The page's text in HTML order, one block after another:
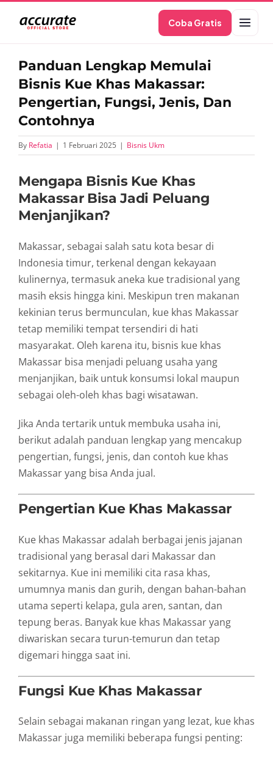
content
Coba Gratis
Panduan Lengkap Memulai
Bisnis Kue Khas Makassar:
Pengertian, Fungsi, Jenis, Dan
Contohnya
By Refatia | 1 Februari 2025 | Bisnis Ukm
Mengapa Bisnis Kue Khas
Makassar Bisa Jadi Peluang
Menjanjikan?
Makassar, sebagai salah satu kota besar di
Indonesia timur, terkenal dengan kekayaan
kulinernya, termasuk aneka kue tradisional yang
masih eksis hingga kini. Meskipun tren makanan
kekinian terus bermunculan, kue khas Makassar
tetap memiliki tempat tersendiri di hati
masyarakat. Oleh karena itu, bisnis kue khas
Makassar bisa menjadi peluang usaha yang
menjanjikan, baik untuk konsumsi lokal maupun
sebagai oleh-oleh khas bagi wisatawan.
Jika Anda tertarik untuk membuka usaha ini,
berikut adalah panduan lengkap yang mencakup
pengertian, fungsi, jenis, dan contoh kue khas
Makassar yang bisa Anda jual.
Pengertian Kue Khas Makassar
Kue khas Makassar adalah berbagai jenis jajanan
tradisional yang berasal dari Makassar dan
sekitarnya. Kue ini memiliki cita rasa khas,
umumnya manis dan gurih, dengan bahan-bahan
utama seperti kelapa, gula aren, santan, dan
tepung beras. Banyak kue khas Makassar yang
diwariskan secara turun-temurun dan tetap
digemari hingga saat ini.
Fungsi Kue Khas Makassar
Selain sebagai makanan ringan yang lezat, kue khas
Makassar juga memiliki beberapa fungsi penting: